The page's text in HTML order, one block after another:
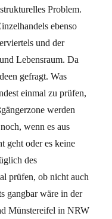
Problem.
ebenso
und der
Lebensraum. Da
gefragt. Was
einmal zu prüfen,
werden
wenn es aus
geht oder es keine
des
prüfen, ob nicht auch
gangbar wäre in der
Münstereifel in NRW